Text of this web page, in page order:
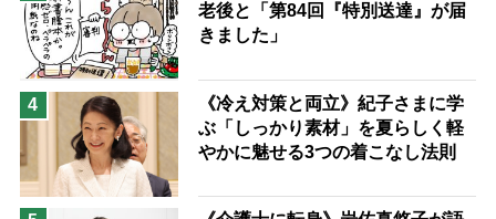
老後と「第84回『特別送達』が届
きました」
4
《冷え対策と両立》紀子さまに学
ぶ「しっかり素材」を夏らしく軽
やかに魅せる3つの着こなし法則